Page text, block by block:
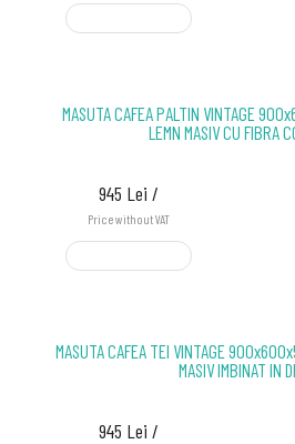
MASUTA CAFEA PALTIN VINTAGE
LEMN MASIV CU FIBRA
945 Lei /
Price without VAT
MASUTA CAFEA TEI VINTAGE
MASIV IMBINAT IN
945 Lei /